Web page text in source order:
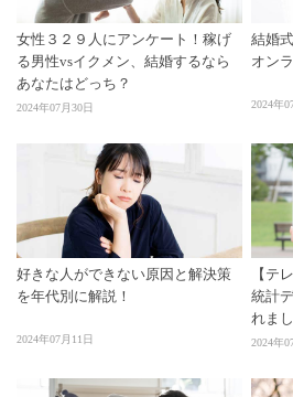
女性３２９人にアンケート！稼げ
る男性vsイクメン、結婚するなら
あなたはどっち？
2024年07月30日
結婚
オン
2024年
好きな人ができない原因と解決策
を年代別に解説！
2024年07月11日
【テ
統計
れま
2024年